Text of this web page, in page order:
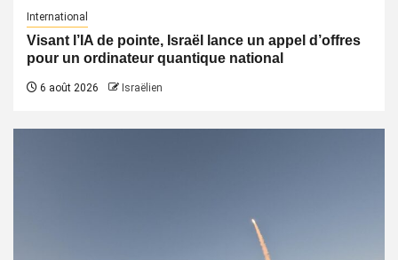
International
Visant l’IA de pointe, Israël lance un appel d’offres
pour un ordinateur quantique national
6 août 2026 Israëlien